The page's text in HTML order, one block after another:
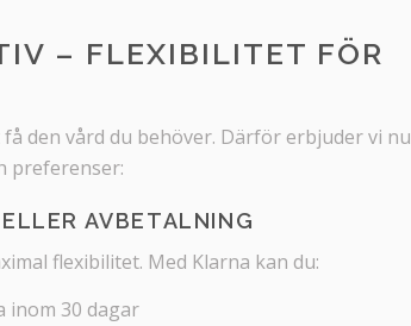
– FLEXIBILITET FÖR
den vård du behöver. Därför erbjuder vi nu
preferenser:
AVBETALNING
flexibilitet. Med Klarna kan du:
inom 30 dagar